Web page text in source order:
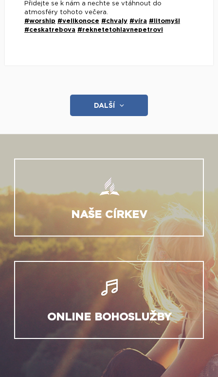
Přidejte se k nám a nechte se vtáhnout do
atmosféry tohoto večera.
#worship #velikonoce #chvaly #víra #litomyšl
#ceskatrebova #reknetetohlavnepetrovi
DALŠÍ
NAŠE CÍRKEV
ONLINE BOHOSLUŽBY